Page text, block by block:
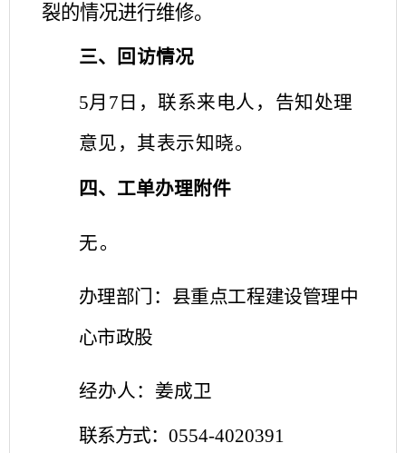
裂的情况进行维修。
三、回访情况
5月7日，联系来电人，告知处理
意见，其表示知晓。
四、工单办理附件
无。
办理部门： 县重点工程建设管理中
心市政股
经办人： 姜成卫
联系方式：0554-4020391